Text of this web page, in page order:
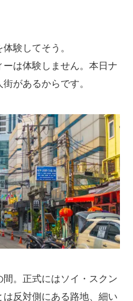
験してそう。
は体験しません。本日ナ
があるからです。
。正式にはソイ・スクン
反対側にある路地、細い